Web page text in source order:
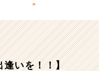
>
いを！！】